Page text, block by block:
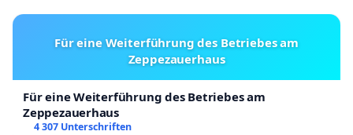
Für eine Weiterführung des Betriebes am
Zeppezauerhaus
Für eine Weiterführung des Betriebes am
Zeppezauerhaus
4 307 Unterschriften